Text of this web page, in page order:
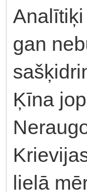
gan
Ķīna
lielā